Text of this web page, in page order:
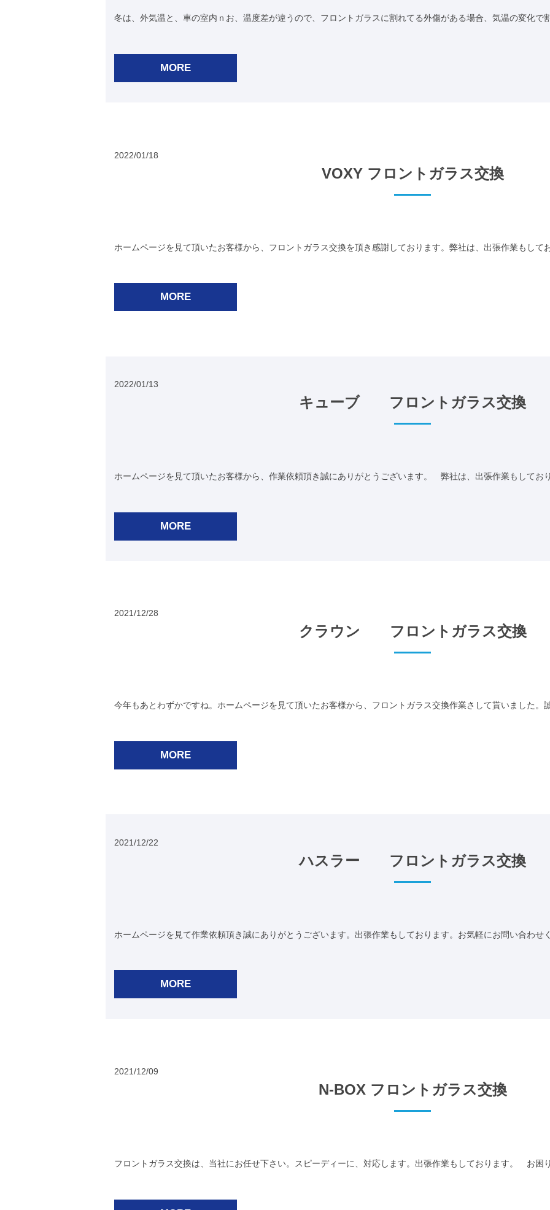
冬は、外気温と、車の室内ｎお、温度差が違うので、フロントガラスに割れてる外傷がある場合、気温の変化
MORE
2022/01/18
VOXY フロントガラス交換
ホームページを見て頂いたお客様から、フロントガラス交換を頂き感謝しております。弊社は、出張作業もし
MORE
2022/01/13
キューブ フロントガラス交換
ホームページを見て頂いたお客様から、作業依頼頂き誠にありがとうございます。 弊社は、出張作業もしてお
MORE
2021/12/28
クラウン フロントガラス交換
今年もあとわずかですね。ホームページを見て頂いたお客様から、フロントガラス交換作業さして貰いました
MORE
2021/12/22
ハスラー フロントガラス交換
ホームページを見て作業依頼頂き誠にありがとうございます。出張作業もしております。お気軽にお問い合わ
MORE
2021/12/09
N-BOX フロントガラス交換
フロントガラス交換は、当社にお任せ下さい。スピーディーに、対応します。出張作業もしております。 お困